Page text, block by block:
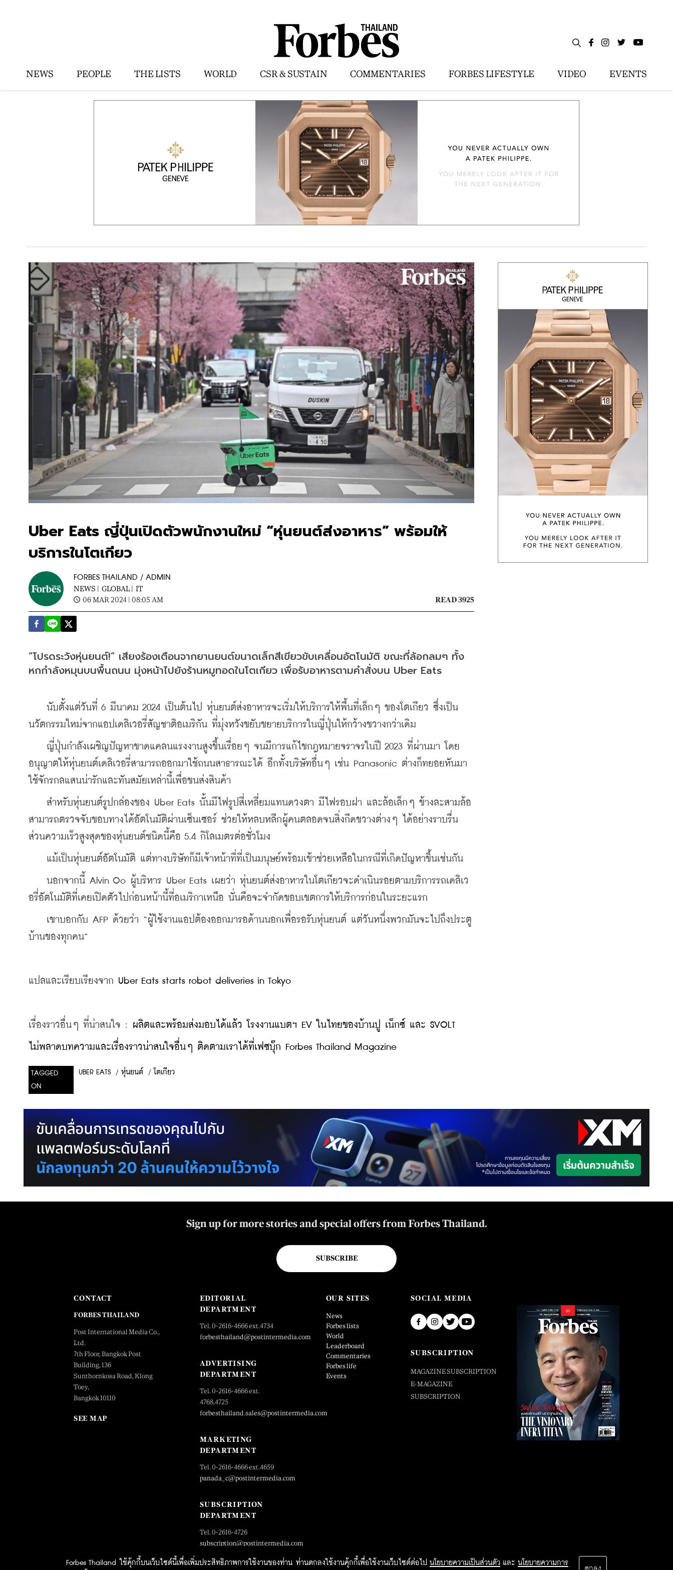
NEWS PEOPLE THE LISTS WORLD CSR & SUSTAIN COMMENTARIES FORBES LIFESTYLE VIDEO EVENTS
Uber Eats ญี่ปุ่นเปิดตัวพนักงานใหม่ “หุ่นยนต์ส่งอาหาร” พร้อมให้
บริการในโตเกียว
FORBES THAILAND / ADMIN
NEWS | GLOBAL | IT
06 MAR 2024 | 08:05 AM
READ 3925
“โปรดระวังหุ่นยนต์!” เสียงร้องเตือนจากยานยนต์ขนาดเล็กสีเขียวขับเคลื่อนอัตโนมัติ ขณะที่ล้อกลมๆ ทั้ง
หกกำลังหมุนบนพื้นถนน มุ่งหน้าไปยังร้านหมูทอดในโตเกียว เพื่อรับอาหารตามคำสั่งบน Uber Eats
นับตั้งแต่วันที่ 6 มีนาคม 2024 เป็นต้นไป หุ่นยนต์ส่งอาหารจะเริ่มให้บริการให้พื้นที่เล็กๆ ของโตเกียว ซึ่งเป็น
นวัตกรรมใหม่จากแอปเดลิเวอรี่สัญชาติอเมริกัน ที่มุ่งหวังขยับขยายบริการในญี่ปุ่นให้กว้างขวางกว่าเดิม
ญี่ปุ่นกำลังเผชิญปัญหาขาดแคลนแรงงานสูงขึ้นเรื่อยๆ จนมีการแก้ไขกฎหมายจราจรในปี 2023 ที่ผ่านมา โดย
อนุญาตให้หุ่นยนต์เดลิเวอรี่สามารถออกมาใช้ถนนสาธารณะได้ อีกทั้งบริษัทอื่นๆ เช่น Panasonic ต่างก็ทยอยหันมา
ใช้จักรกลแสนน่ารักและทันสมัยเหล่านี้เพื่อขนส่งสินค้า
สำหรับหุ่นยนต์รูปกล่องของ Uber Eats นั้นมีไฟรูปสี่เหลี่ยมแทนดวงตา มีไฟรอบฝา และล้อเล็กๆ ข้างละสามล้อ
สามารถตรวจจับขอบทางได้อัตโนมัติผ่านเซ็นเซอร์ ช่วยให้หลบหลีกผู้คนตลอดจนสิ่งกีดขวางต่างๆ ได้อย่างราบรื่น
ส่วนความเร็วสูงสุดของหุ่นยนต์ชนิดนี้คือ 5.4 กิโลเมตรต่อชั่วโมง
แม้เป็นหุ่นยนต์อัตโนมัติ แต่ทางบริษัทก็มีเจ้าหน้าที่ที่เป็นมนุษย์พร้อมเข้าช่วยเหลือในกรณีที่เกิดปัญหาขึ้นเช่นกัน
นอกจากนี้ Alvin Oo ผู้บริหาร Uber Eats เผยว่า หุ่นยนต์ส่งอาหารในโตเกียวจะดำเนินรอยตามบริการรถเดลิเว
อรี่อัตโนมัติที่เคยเปิดตัวไปก่อนหน้านี้ที่อเมริกาเหนือ นั่นคือจะจำกัดขอบเขตการให้บริการก่อนในระยะแรก
เขาบอกกับ AFP ด้วยว่า “ผู้ใช้งานแอปต้องออกมารอด้านนอกเพื่อรอรับหุ่นยนต์ แต่วันหนึ่งพวกมันจะไปถึงประตู
บ้านของทุกคน”
แปลและเรียบเรียงจาก Uber Eats starts robot deliveries in Tokyo
เรื่องราวอื่นๆ ที่น่าสนใจ : ผลิตและพร้อมส่งมอบได้แล้ว โรงงานแบตฯ EV ในไทยของบ้านปู เน็กซ์ และ SVOLT
ไม่พลาดบทความและเรื่องราวน่าสนใจอื่นๆ ติดตามเราได้ที่เฟซบุ๊ก Forbes Thailand Magazine
TAGGED
ON
UBER EATS / หุ่นยนต์ / โตเกียว
Forbes Thailand ใช้คุ้กกี้บนเว็บไซต์นี้เพื่อเพิ่มประสิทธิภาพการใช้งานของท่าน ท่านตกลงใช้งานคุ้กกี้เพื่อใช้งานเว็บไซต์ต่อไป นโยบายความเป็นส่วนตัว และ นโยบายความการ
Sign up for more stories and special offers from Forbes Thailand.
SUBSCRIBE
CONTACT
FORBES THAILAND
Post International Media Co.,
Ltd.
7th Floor, Bangkok Post
Building, 136
Sunthornkosa Road, Klong
Toey,
Bangkok 10110
SEE MAP
EDITORIAL
DEPARTMENT
Tel. 0-2616-4666 ext.4734
forbesthailand@postintermedia.com
ADVERTISING
DEPARTMENT
Tel. 0-2616-4666 ext.
4768,4725
forbesthailand.sales@postintermedia.com
MARKETING
DEPARTMENT
Tel. 0-2616-4666 ext.4659
panada_c@postintermedia.com
SUBSCRIPTION
DEPARTMENT
Tel. 0-2616-4726
subscription@postintermedia.com
OUR SITES
News
Forbes lists
World
Leaderboard
Commentaries
Forbes life
Events
SOCIAL MEDIA
SUBSCRIPTION
MAGAZINE SUBSCRIPTION
E-MAGAZINE
SUBSCRIPTION